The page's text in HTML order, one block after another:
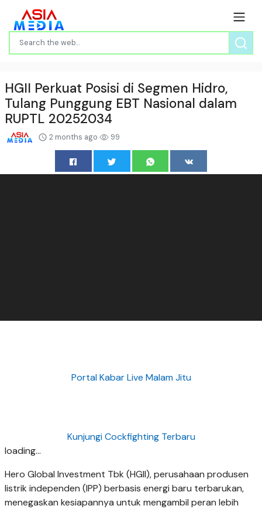
HGII Perkuat Posisi di Segmen Hidro,
Tulang Punggung EBT Nasional dalam
RUPTL 20252034
2 months ago 99
Portal Kabar Live Malam Jitu
Kunjungi Cockfighting Terbaru
loading...
Hero Global Investment Tbk (HGII), perusahaan produsen
listrik independen (IPP) berbasis energi baru terbarukan,
menegaskan kesiapannya untuk mengambil peran lebih